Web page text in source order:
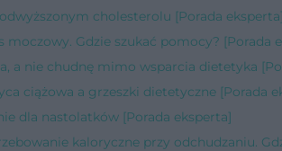
cholesterolu [Porada eksperta]
moczowy. Gdzie szukać pomocy? [Porada
a nie chudnę mimo wsparcia dietetyka
ciążowa a grzeszki dietetyczne [Porada
dla nastolatków [Porada eksperta]
kaloryczne przy odchudzaniu.